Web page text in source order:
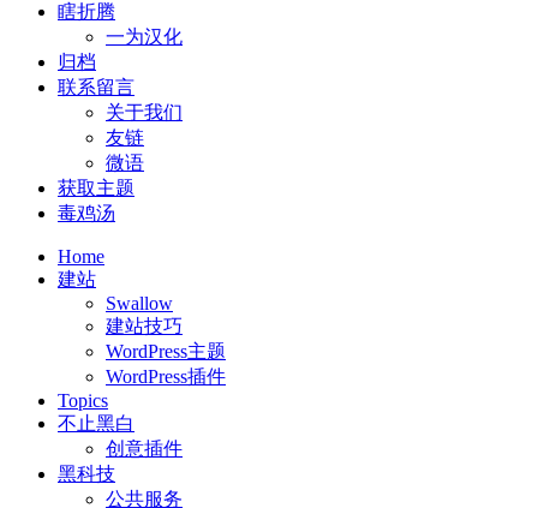
瞎折腾
一为汉化
归档
联系留言
关于我们
友链
微语
获取主题
毒鸡汤
Home
建站
Swallow
建站技巧
WordPress主题
WordPress插件
Topics
不止黑白
创意插件
黑科技
公共服务